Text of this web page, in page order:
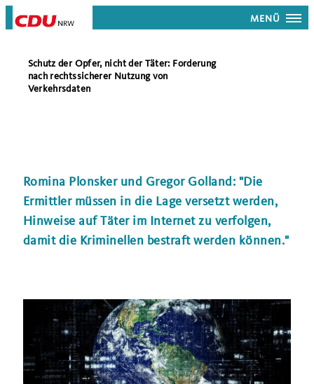
MENÜ
Schutz der Opfer, nicht der Täter: Forderung
nach rechtssicherer Nutzung von
Verkehrsdaten
Romina Plonsker und Gregor Golland: "Die
Ermittler müssen in die Lage versetzt werden,
Hinweise auf Täter im Internet zu verfolgen,
damit die Kriminellen bestraft werden können."